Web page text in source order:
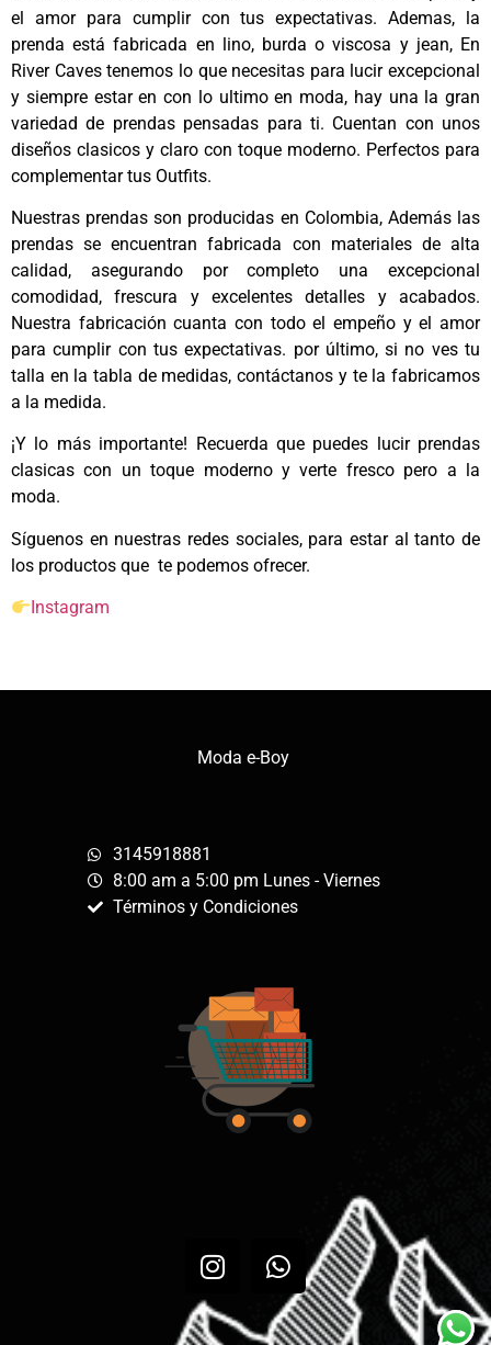
el amor para cumplir con tus expectativas. Ademas, la
prenda está fabricada en lino, burda o viscosa y jean, En
River Caves tenemos lo que necesitas para lucir excepcional
y siempre estar en con lo ultimo en moda, hay una la gran
variedad de prendas pensadas para ti. Cuentan con unos
diseños clasicos y claro con toque moderno. Perfectos para
complementar tus Outfits.
Nuestras prendas son producidas en Colombia, Además las
prendas se encuentran fabricada con materiales de alta
calidad, asegurando por completo una excepcional
comodidad, frescura y excelentes detalles y acabados.
Nuestra fabricación cuanta con todo el empeño y el amor
para cumplir con tus expectativas. por último, si no ves tu
talla en la tabla de medidas, contáctanos y te la fabricamos
a la medida.
¡Y lo más importante! Recuerda que puedes lucir prendas
clasicas con un toque moderno y verte fresco pero a la
moda.
Síguenos en nuestras redes sociales, para estar al tanto de
los productos que te podemos ofrecer.
Instagram
Moda e-Boy
3145918881
8:00 am a 5:00 pm Lunes - Viernes
Términos y Condiciones